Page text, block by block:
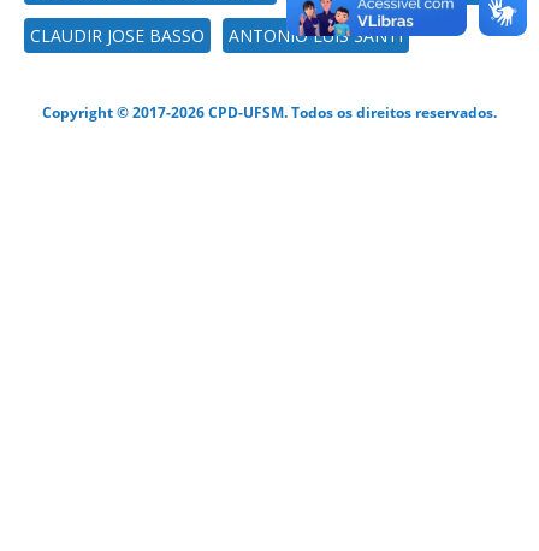
CLAUDIR JOSE BASSO ANTONIO LUIS SANTI
Copyright © 2017-2026 CPD-UFSM. Todos os direitos reservados.